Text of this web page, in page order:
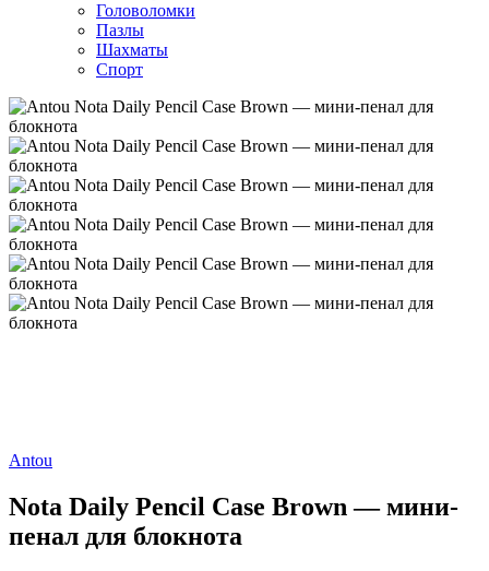
Головоломки
Пазлы
Шахматы
Спорт
Antou
Nota Daily Pencil Case Brown — мини-
пенал для блокнота